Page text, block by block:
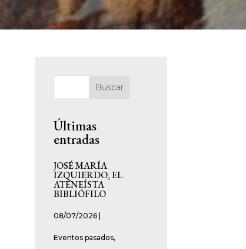
Buscar
Últimas
entradas
JOSÉ MARÍA
IZQUIERDO, EL
ATENEÍSTA
BIBLIÓFILO
08/07/2026
Eventos pasados,